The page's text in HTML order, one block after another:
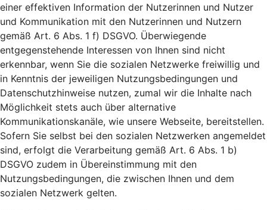
einer effektiven Information der Nutzerinnen und Nutzer
und Kommunikation mit den Nutzerinnen und Nutzern
gemäß Art. 6 Abs. 1 f) DSGVO. Überwiegende
entgegenstehende Interessen von Ihnen sind nicht
erkennbar, wenn Sie die sozialen Netzwerke freiwillig und
in Kenntnis der jeweiligen Nutzungsbedingungen und
Datenschutzhinweise nutzen, zumal wir die Inhalte nach
Möglichkeit stets auch über alternative
Kommunikationskanäle, wie unsere Webseite, bereitstellen.
Sofern Sie selbst bei den sozialen Netzwerken angemeldet
sind, erfolgt die Verarbeitung gemäß Art. 6 Abs. 1 b)
DSGVO zudem in Übereinstimmung mit den
Nutzungsbedingungen, die zwischen Ihnen und dem
sozialen Netzwerk gelten.